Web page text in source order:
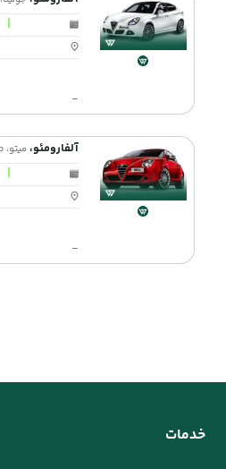
|
-
آلفارومئو،میتو، Alfaromeo Mito
|
-
خدمات